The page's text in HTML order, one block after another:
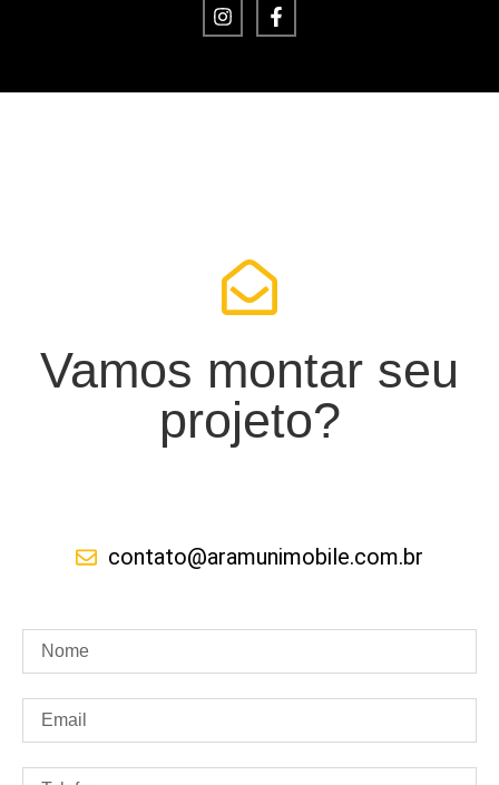
Vamos montar seu
projeto?
contato@aramunimobile.com.br